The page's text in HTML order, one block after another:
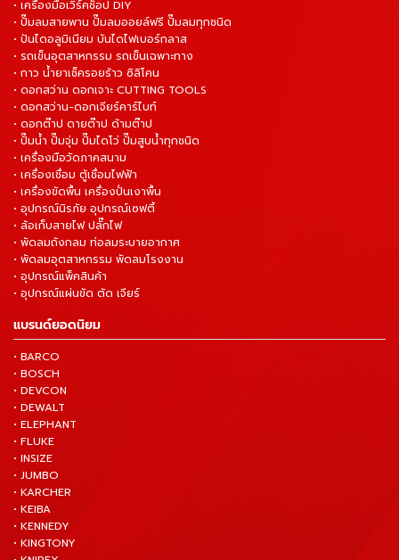
• เครื่องมือเวิร์คช็อป DIY
• ปั๊มลมสายพาน ปั๊มลมออยล์ฟรี ปั๊มลมทุกชนิด
• ปันไดอลูมิเนียม บันไดไฟเบอร์กลาส
• รถเข็นอุตสาหกรรม รถเข็นเฉพาะทาง
• กาว น้ำยาเช็ครอยร้าว ซิลิโคน
• ดอกสว่าน ดอกเจาะ CUTTING TOOLS
• ดอกสว่าน-ดอกเจียร์คาร์ไบท์
• ดอกต๊าป ดายต๊าป ด้ามต๊าป
• ปั๊มน้ำ ปั๊มจุ่ม ปั๊มไดโว่ ปั๊มสูบน้ำทุกชนิด
• เครื่องมือวัดภาคสนาม
• เครื่องเชื่อม ตู้เชื่อมไฟฟ้า
• เครื่องขัดพื้น เครื่องปั่นเงาพื้น
• อุปกรณ์นิรภัย อุปกรณ์เซฟตี้
• ล้อเก็บสายไฟ ปลั๊กไฟ
• พัดลมถังกลม ท่อลมระบายอากาศ
• พัดลมอุตสาหกรรม พัดลมโรงงาน
• อุปกรณ์แพ็คสินค้า
• อุปกรณ์แผ่นขัด ตัด เจียร์
แบรนด์ยอดนิยม
• BARCO
• BOSCH
• DEVCON
• DEWALT
• ELEPHANT
• FLUKE
• INSIZE
• JUMBO
• KARCHER
• KEIBA
• KENNEDY
• KINGTONY